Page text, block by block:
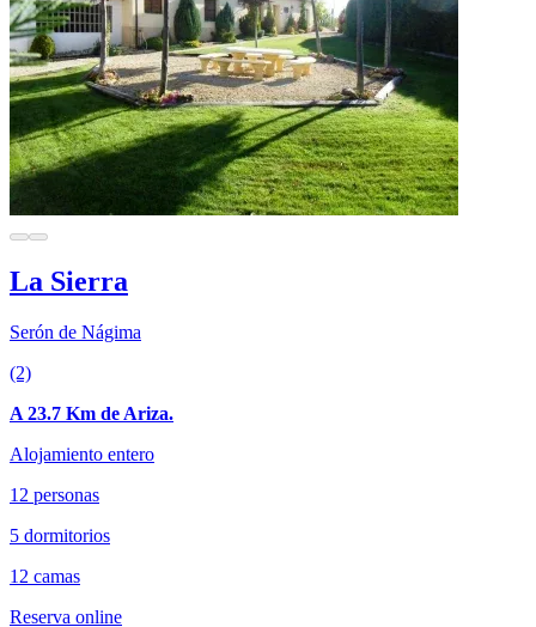
La Sierra
Serón de Nágima
(2)
A 23.7 Km de Ariza.
Alojamiento entero
12 personas
5 dormitorios
12 camas
Reserva online